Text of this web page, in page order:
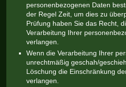
personenbezogenen Daten
der Regel Zeit, um dies zu
Prüfung haben Sie das Recht,
Verarbeitung Ihrer
verlangen.
Wenn die Verarbeitung Ihrer
unrechtmäßig geschah/
Löschung die Einschränkung
verlangen.